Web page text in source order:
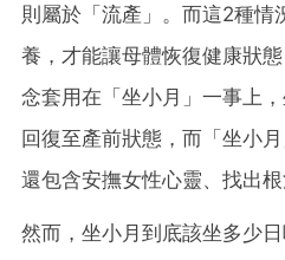
則屬於「流產」。而這2種情
養，才能讓母體恢復健康狀
念套用在「坐小月」一事上
回復至產前狀態，而「坐小
還包含安撫女性心靈、找出根
然而，坐小月到底該坐多少